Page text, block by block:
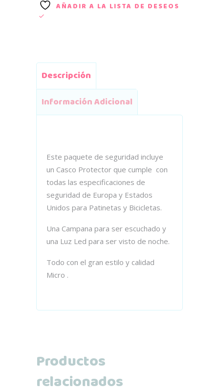
AÑADIR A LA LISTA DE DESEOS
Descripción
Información Adicional
Este paquete de seguridad incluye
un Casco Protector que cumple con
todas las especificaciones de
seguridad de Europa y Estados
Unidos para Patinetas y Bicicletas.
Una Campana para ser escuchado y
una Luz Led para ser visto de noche.
Todo con el gran estilo y calidad
Micro .
Productos
relacionados